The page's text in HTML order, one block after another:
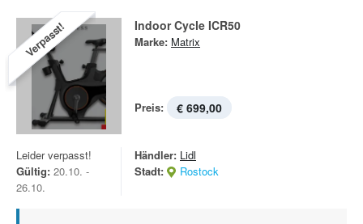
Verpasst! Indoor Cycle ICR50
Marke: Matrix
Preis: € 699,00
Leider verpasst!
Gültig: 20.10. -
26.10.
Händler: Lidl
Stadt:
Rostock